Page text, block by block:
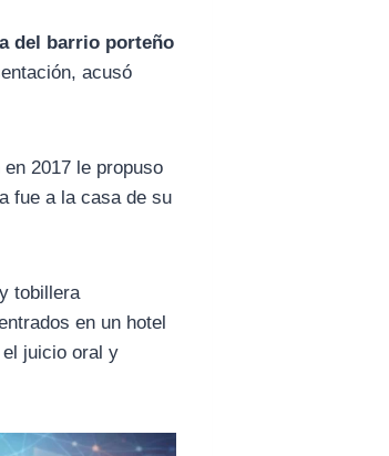
del barrio porteño
acusó
2017 le propuso
fue a la casa de su
tobillera
en un hotel
juicio oral y